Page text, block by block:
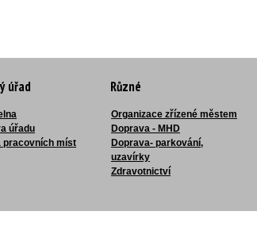
úřad
úřadu
pracovních míst
Různé
Organizace zřízené městem
Doprava - MHD
Doprava- parkování,
uzavírky
Zdravotnictví